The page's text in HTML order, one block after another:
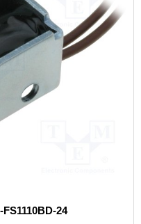
24